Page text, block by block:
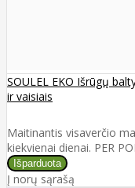
SOULEL EKO Išrūgų
ir vaisiais
Maitinantis visaverčio
kiekvienai dienai. PER
Į norų sąrašą